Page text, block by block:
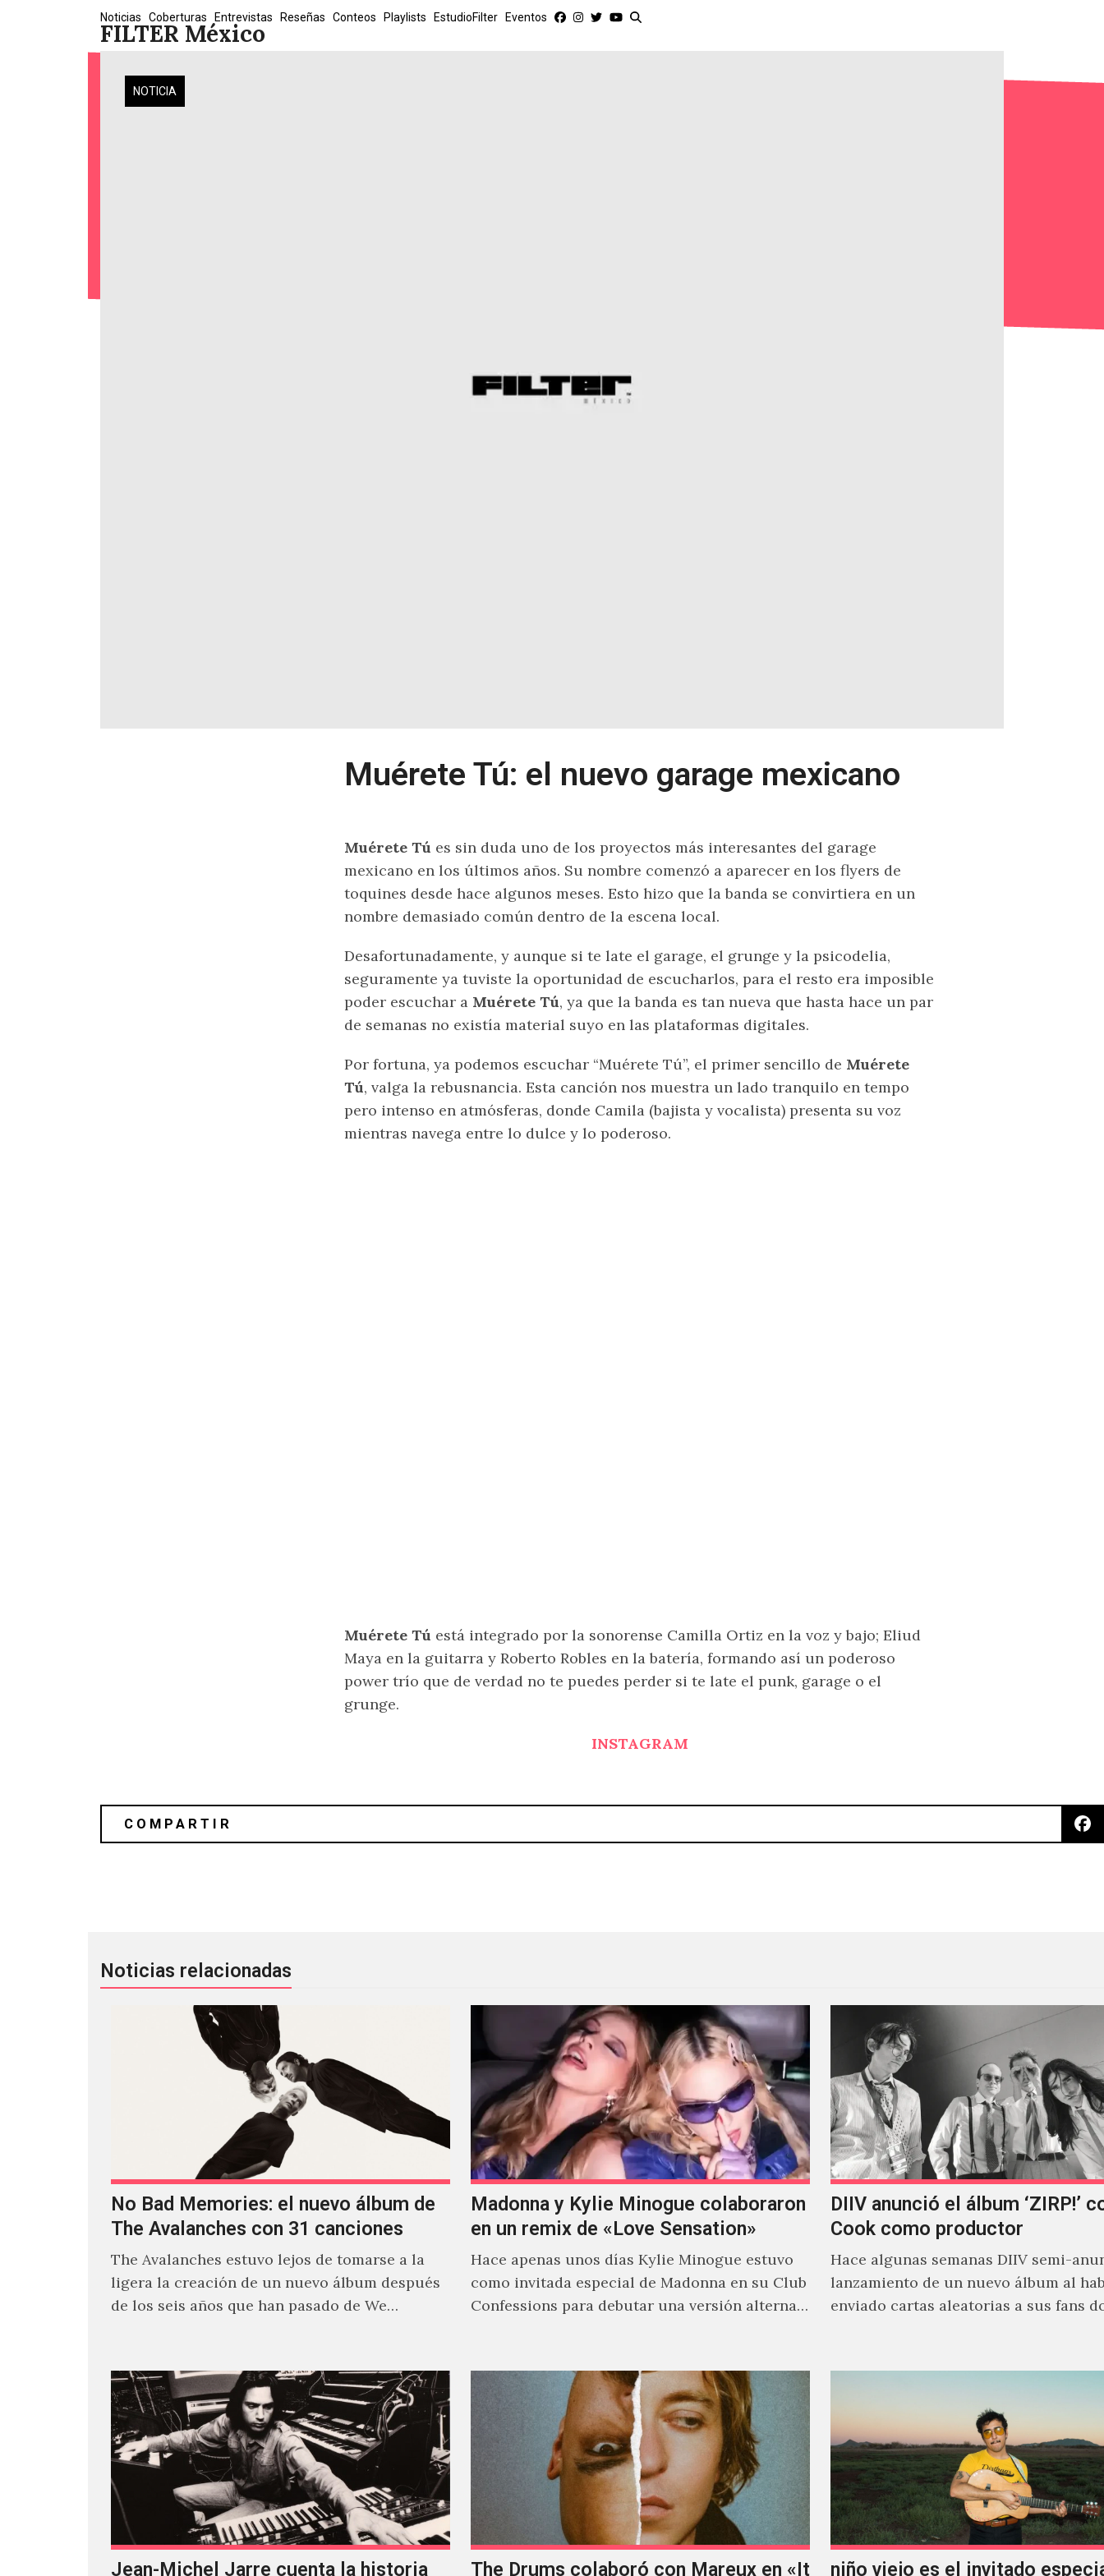
FILTER México
Noticias Coberturas Entrevistas Reseñas Conteos Playlists EstudioFilter Eventos
NOTICIA
Muérete Tú: el nuevo garage mexicano
Muérete Tú es sin duda uno de los proyectos más interesantes del garage
mexicano en los últimos años. Su nombre comenzó a aparecer en los flyers de
toquines desde hace algunos meses. Esto hizo que la banda se convirtiera en un
nombre demasiado común dentro de la escena local.
Desafortunadamente, y aunque si te late el garage, el grunge y la psicodelia,
seguramente ya tuviste la oportunidad de escucharlos, para el resto era imposible
poder escuchar a Muérete Tú, ya que la banda es tan nueva que hasta hace un par
de semanas no existía material suyo en las plataformas digitales.
Por fortuna, ya podemos escuchar “Muérete Tú”, el primer sencillo de Muérete
Tú, valga la rebusnancia. Esta canción nos muestra un lado tranquilo en tempo
pero intenso en atmósferas, donde Camila (bajista y vocalista) presenta su voz
mientras navega entre lo dulce y lo poderoso.
Muérete Tú está integrado por la sonorense Camilla Ortiz en la voz y bajo; Eliud
Maya en la guitarra y Roberto Robles en la batería, formando así un poderoso
power trío que de verdad no te puedes perder si te late el punk, garage o el
grunge.
INSTAGRAM
Noticias relacionadas
No Bad Memories: el nuevo álbum de
The Avalanches con 31 canciones
The Avalanches estuvo lejos de tomarse a la
ligera la creación de un nuevo álbum después
de los seis años que han pasado de We…
Madonna y Kylie Minogue colaboraron
en un remix de «Love Sensation»
Hace apenas unos días Kylie Minogue estuvo
como invitada especial de Madonna en su Club
Confessions para debutar una versión alterna
DIIV anunció el álbum ‘ZIRP!’
Cook como productor
Hace algunas semanas DIIV semi-
lanzamiento de un nuevo álbum al
enviado cartas aleatorias a sus fans
Jean-Michel Jarre cuenta la historia The Drums colaboró con Mareux en «It niño viejo es el invitado